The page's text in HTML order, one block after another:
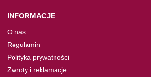
INFORMACJE
O nas
Regulamin
Polityka prywatności
Zwroty i reklamacje